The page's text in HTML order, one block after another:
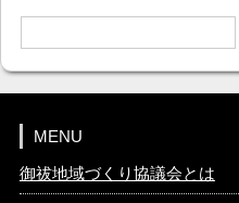
MENU
御祓地域づくり協議会とは